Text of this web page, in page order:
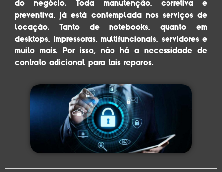
do negócio. Toda manutenção, corretiva e
preventiva, já está contemplada nos serviços de
locação. Tanto de notebooks, quanto em
desktops, impressoras, multifuncionais, servidores e
muito mais. Por isso, não há a necessidade de
contrato adicional para tais reparos.